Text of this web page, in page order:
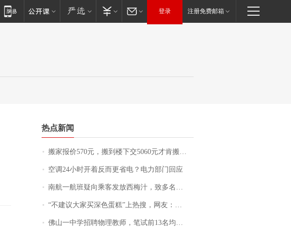
登录 注册免费邮箱
热点新闻
搬家报价570元，搬到楼下交5060元才肯搬上楼！女子傻眼了……
空调24小时开着反而更省电？电力部门回应
南航一航班疑向乘客发放西梅汁，致多名乘客在飞行途中排队上厕所！乘客：机上100多人只有2个厕所；客服回应：并非每架飞机都会发放西梅汁
“不建议大家买深色蛋糕”上热搜，网友：天塌了！
佛山一中学招聘物理教师，笔试前13名均遭淘汰？教育局：已叫停招聘，成立调查组全面核查